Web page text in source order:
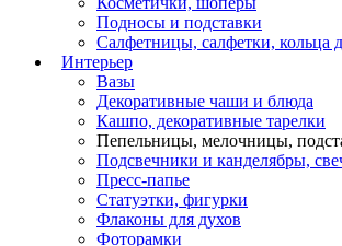
Подносы и подставки
Салфетницы, салфетки, кольца
Интерьер
Вазы
Декоративные чаши и блюда
Кашпо, декоративные тарелки
Пепельницы, мелочницы,
Подсвечники и канделябры,
Пресс-папье
Статуэтки, фигурки
Флаконы для духов
Фоторамки